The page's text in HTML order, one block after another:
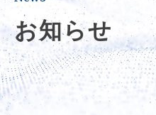
お知らせ